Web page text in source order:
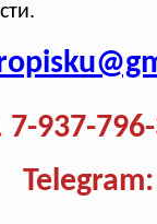
7-937-
Telegram: